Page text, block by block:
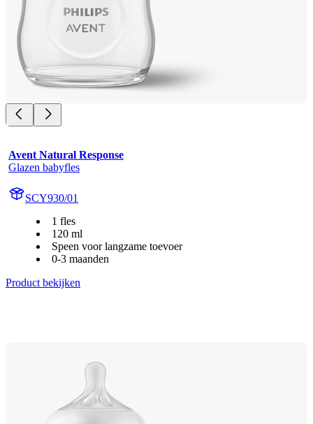
Avent Natural Response
Glazen babyfles
SCY930/01
1 fles
120 ml
Speen voor langzame toevoer
0-3 maanden
Product bekijken